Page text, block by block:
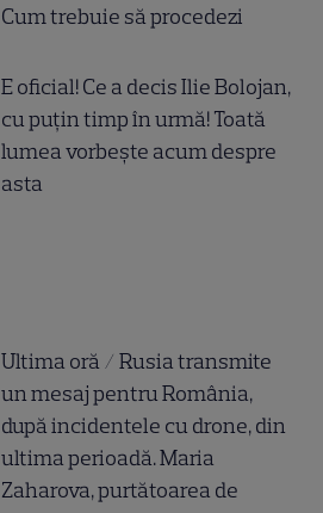
Cum trebuie să procedezi
E oficial! Ce a decis Ilie Bolojan,
cu puțin timp în urmă! Toată
lumea vorbește acum despre
asta
Ultima oră / Rusia transmite
un mesaj pentru România,
după incidentele cu drone, din
ultima perioadă. Maria
Zaharova, purtătoarea de